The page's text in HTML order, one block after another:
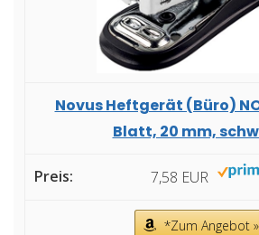
Novus Heftgerät (Büro)
Blatt, 20 mm,
7,58 EUR
*Zum Angebot »